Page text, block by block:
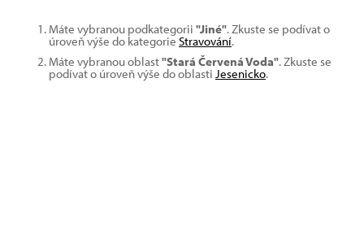
Máte vybranou podkategorii "Jiné". Zkuste se podívat o
úroveň výše do kategorie Stravování.
Máte vybranou oblast"Stará Červená Voda". Zkuste se
podívat o úroveň výše do oblasti Jesenicko.